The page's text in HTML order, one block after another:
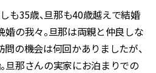
も35歳、旦那も40歳越えで結婚
婚の我々。旦那は両親と仲良しな
問の機会は何回かありましたが、
旦那さんの実家にお泊まりでの